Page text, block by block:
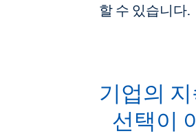
할 수 있습니다.
기업의
선택이